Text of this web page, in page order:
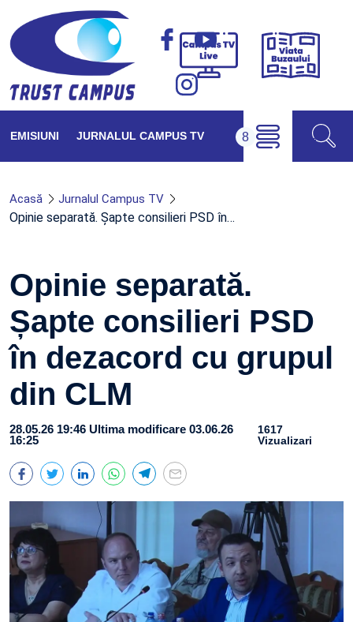
Campus
Viața
EMISIUNI JURNALUL CAMPUS TV
Acasă Jurnalul Campus TV
Opinie separată. Șapte consilieri PSD în…
Opinie separată.
Șapte consilieri PSD
în dezacord cu grupul
din CLM
28.05.26 19:46 Ultima modificare 03.06.26
16:25
1617
Vizualizari